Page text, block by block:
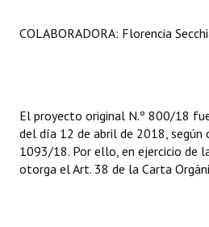
COLABORADORA: Florencia
El proyecto original N.º 800/18
del día 12 de abril de 2018, según
1093/18. Por ello, en ejercicio de
otorga el Art. 38 de la Carta